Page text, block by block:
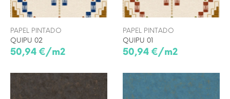
PAPEL PINTADO
QUIPU 02
50,94 €/m2
PAPEL PINTADO
QUIPU 01
50,94 €/m2